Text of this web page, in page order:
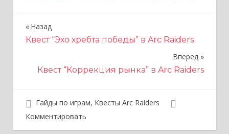
Н
а
г
а
Назад
Квест “Эхо хребта победы” в Arc Raiders
Вперед
Квест “Коррекция рынка” в Arc Raiders
Гайды по играм, Квесты Arc Raiders
Комментировать